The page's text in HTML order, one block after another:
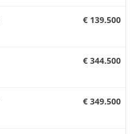
€ 139.500
€ 344.500
€ 349.500